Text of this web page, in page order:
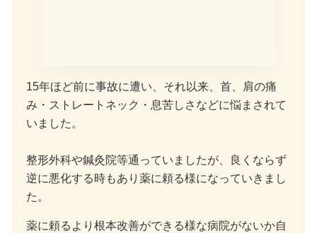
15年ほど前に事故に遭い、それ以来、首、肩の痛
み・ストレートネック・息苦しさなどに悩まされて
いました。
整形外科や鍼灸院等通っていましたが、良くならず
逆に悪化する時もあり薬に頼る様になっていきまし
た。
薬に頼るより根本改善ができる様な病院がないか自